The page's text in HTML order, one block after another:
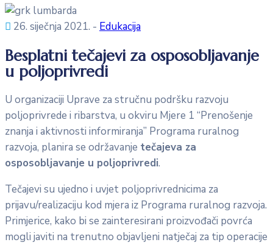
26. siječnja 2021. - Edukacija
Besplatni tečajevi za osposobljavanje
u poljoprivredi
U organizaciji Uprave za stručnu podršku razvoju
poljoprivrede i ribarstva, u okviru Mjere 1 “Prenošenje
znanja i aktivnosti informiranja” Programa ruralnog
razvoja, planira se održavanje tečajeva za
osposobljavanje u poljoprivredi.
Tečajevi su ujedno i uvjet poljoprivrednicima za
prijavu/realizaciju kod mjera iz Programa ruralnog razvoja.
Primjerice, kako bi se zainteresirani proizvođači povrća
mogli javiti na trenutno objavljeni natječaj za tip operacije